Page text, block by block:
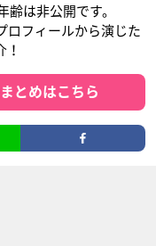
は非公開です。
ロフィールから演じた
とめはこちら